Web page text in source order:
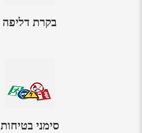
בקרת דליפה
סימני בטיחות